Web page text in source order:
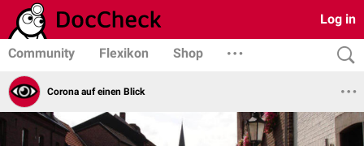
Log in
Community Flexikon Shop
Corona auf einen Blick